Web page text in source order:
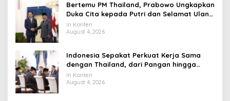
Bertemu PM Thailand, Prabowo Ungkapkan
Duka Cita kepada Putri dan Selamat Ulang
Tahun ke Raja Thailand
In Konten
August 4, 2026
Indonesia Sepakat Perkuat Kerja Sama
dengan Thailand, dari Pangan hingga
Ekonomi Digital
In Konten
August 4, 2026